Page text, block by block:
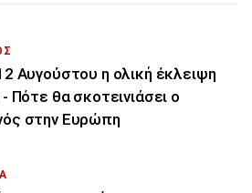
Αυγούστου η ολική έκλειψη
- Πότε θα σκοτεινιάσει ο
στην Ευρώπη